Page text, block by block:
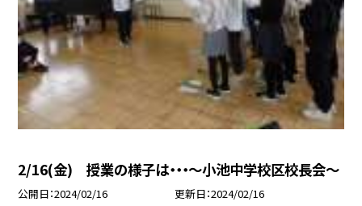
2/16(金) 授業の様子は・・・〜小池中学校区校長会〜
公開日 2024/02/16 更新日 2024/02/16